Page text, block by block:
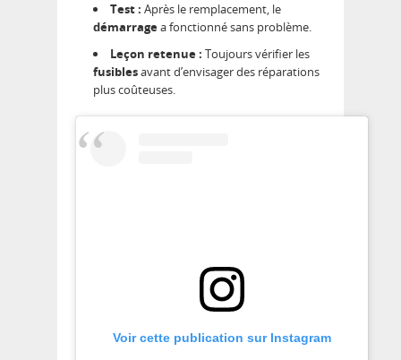
Test : Après le remplacement, le
démarragea fonctionné sans problème.
Leçon retenue : Toujours vérifier les
fusiblesavant d’envisager des réparations
plus coûteuses.
Voir cette publication sur Instagram